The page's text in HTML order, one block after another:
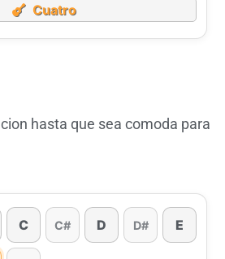
Cuatro
hasta que sea comoda para
C C# D D# E